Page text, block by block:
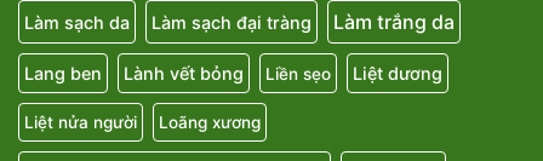
Làm sạch da Làm sạch đại tràng Làm trắng da
Lang ben Lành vết bỏng Liền sẹo Liệt dương
Liệt nửa người Loãng xương